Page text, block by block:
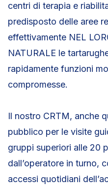
centri di terapia e
predisposto delle aree
effettivamente NEL
NATURALE le
rapidamente funzioni
compromesse.
Il nostro CRTM, anche
pubblico per le visite
gruppi superiori alle 20
dall’operatore in turno,
accessi quotidiani